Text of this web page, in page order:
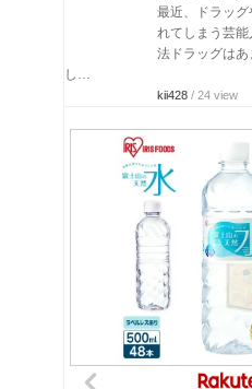
最近、ドラッ
れてしまう芸
法ドラッグは
し…
kii428 / 24 view